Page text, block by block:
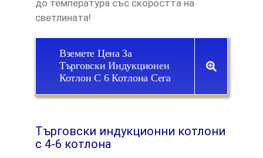
до температура със скоростта на
светлината!
Вземете Цена За
Търговски Индукционен
Котлон С 6 Котлона Сега
Търговски индукционни котлони
с 4-6 котлона